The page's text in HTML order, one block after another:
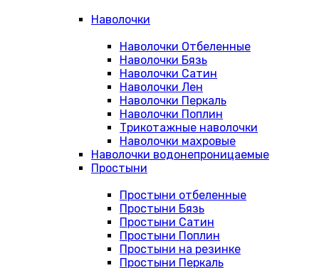
Наволочки
Наволочки Отбеленные
Наволочки Бязь
Наволочки Сатин
Наволочки Лен
Наволочки Перкаль
Наволочки Поплин
Трикотажные наволочки
Наволочки махровые
Наволочки водонепроницаемые
Простыни
Простыни отбеленные
Простыни Бязь
Простыни Сатин
Простыни Поплин
Простыни на резинке
Простыни Перкаль